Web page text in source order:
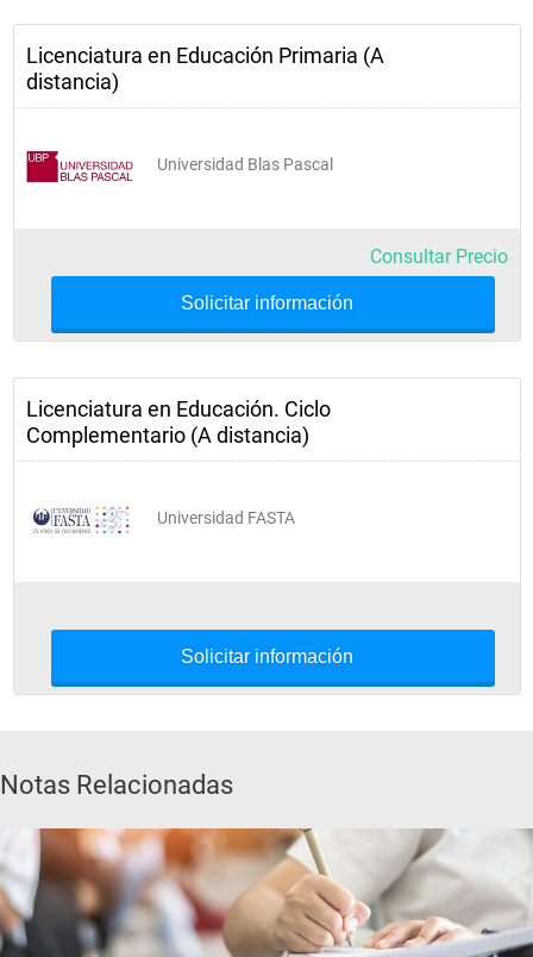
Licenciatura en Educación Primaria (A
distancia)
Universidad Blas Pascal
Consultar Precio
Solicitar información
Licenciatura en Educación. Ciclo
Complementario (A distancia)
Universidad FASTA
Solicitar información
Notas Relacionadas